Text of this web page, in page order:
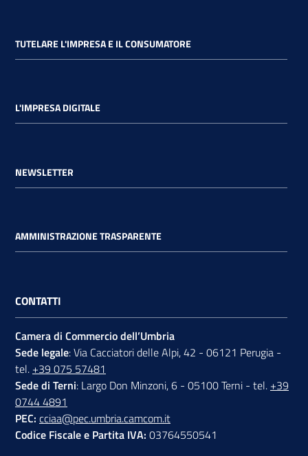
TUTELARE L'IMPRESA E IL CONSUMATORE
L'IMPRESA DIGITALE
NEWSLETTER
AMMINISTRAZIONE TRASPARENTE
CONTATTI
Camera di Commercio dell’Umbria
Sede legale: Via Cacciatori delle Alpi, 42 - 06121 Perugia -
tel. +39 075 57481
Sede di Terni: Largo Don Minzoni, 6 - 05100 Terni - tel. +39
0744 4891
PEC: cciaa@pec.umbria.camcom.it
Codice Fiscale e Partita IVA: 03764550541